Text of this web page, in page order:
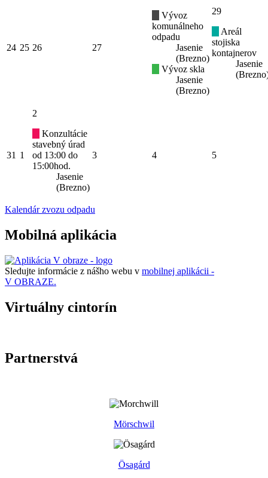
24 25 26 27
Vývoz
komunálneho
odpadu
Jasenie
(Brezno)
Vývoz skla
Jasenie
(Brezno)
29
Areál
stojiska
kontajnerov
Jasenie
31 1
2
Konzultácie
stavebný úrad
od 13:00 do
15:00hod.
Jasenie
(Brezno)
3 4 5
Kalendár zvozu odpadu
Mobilná aplikácia
Sledujte informácie z nášho webu v mobilnej aplikácii -
V OBRAZE.
Virtuálny cintorín
Partnerstvá
Mörschwil
Ösagárd